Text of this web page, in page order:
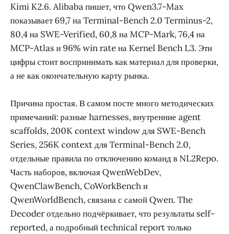
Kimi K2.6. Alibaba пишет, что Qwen3.7-Max
показывает 69,7 на Terminal-Bench 2.0 Terminus-2,
80,4 на SWE-Verified, 60,8 на MCP-Mark, 76,4 на
MCP-Atlas и 96% win rate на Kernel Bench L3. Эти
цифры стоит воспринимать как материал для проверки,
а не как окончательную карту рынка.
Причина простая. В самом посте много методических
примечаний: разные harnesses, внутренние agent
scaffolds, 200K context window для SWE-Bench
Series, 256K context для Terminal-Bench 2.0,
отдельные правила по отключению команд в NL2Repo.
Часть наборов, включая QwenWebDev,
QwenClawBench, CoWorkBench и
QwenWorldBench, связана с самой Qwen. The
Decoder отдельно подчёркивает, что результаты self-
reported, а подробный technical report только